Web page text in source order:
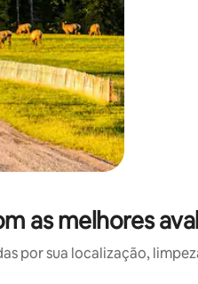
as melhores
por sua localização,